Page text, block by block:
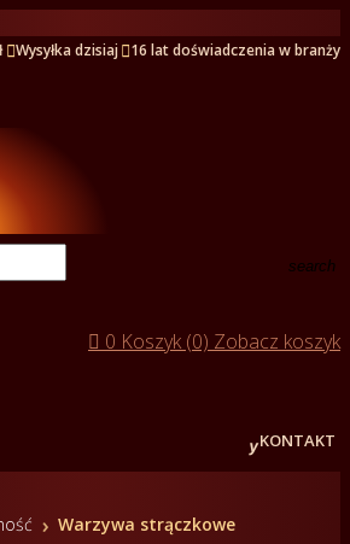
Wysyłka dzisiaj 16 lat doświadczenia w branży
search
 0 Koszyk (0) Zobacz koszyk
KONTAKT
Warzywa strączkowe